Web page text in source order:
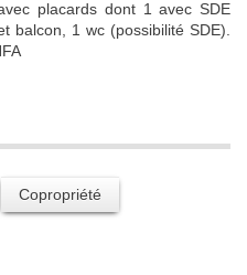
placards dont 1 avec SDE
balcon, 1 wc (possibilité SDE).
Copropriété